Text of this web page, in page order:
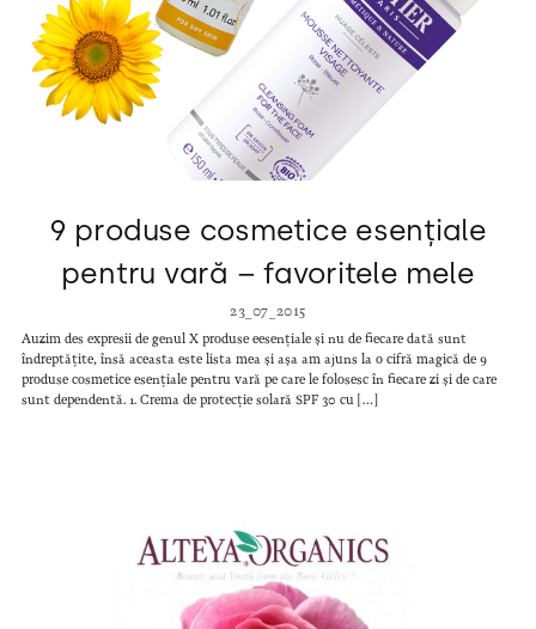
9 produse cosmetice esențiale
pentru vară – favoritele mele
23_07_2015
Auzim des expresii de genul X produse eesențiale și nu de fiecare dată sunt
îndreptățite, însă aceasta este lista mea și așa am ajuns la o cifră magică de 9
produse cosmetice esențiale pentru vară pe care le folosesc în fiecare zi și de care
sunt dependentă. 1. Crema de protecție solară SPF 30 cu […]